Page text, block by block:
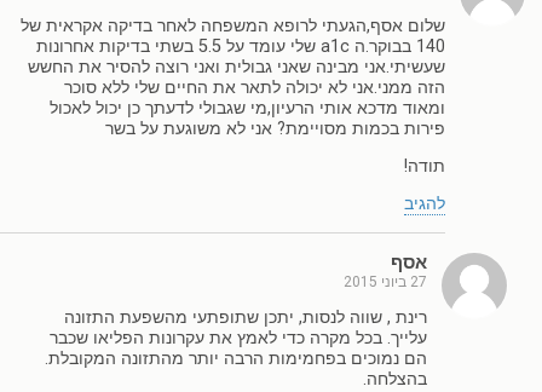
שלום אסף,הגעתי לרופא המשפחה לאחר בדיקה אקראית של
140 בבוקר.ה a1c שלי עומד על 5.5 בשתי בדיקות אחרונות
שעשיתי.אני מבינה שאני גבולית ואני רוצה להסיר את החשש
הזה ממני.אני לא יכולה לתאר את החיים שלי ללא סוכר
ומאוד מדכא אותי הרעיון,מי שגבולי לדעתך כן יכול לאכול
פירות בכמות מסויימת? אני לא משוגעת על בשר
תודה!
להגיב
אסף
27 ביוני 2015
רינת , שווה לנסות, יתכן שתופתעי מהשפעת התזונה
עלייך. בכל מקרה כדי לאמץ את עקרונות הפליאו שכבר
הם נמוכים בפחמימות הרבה יותר מהתזונה המקובלת.
בהצלחה.